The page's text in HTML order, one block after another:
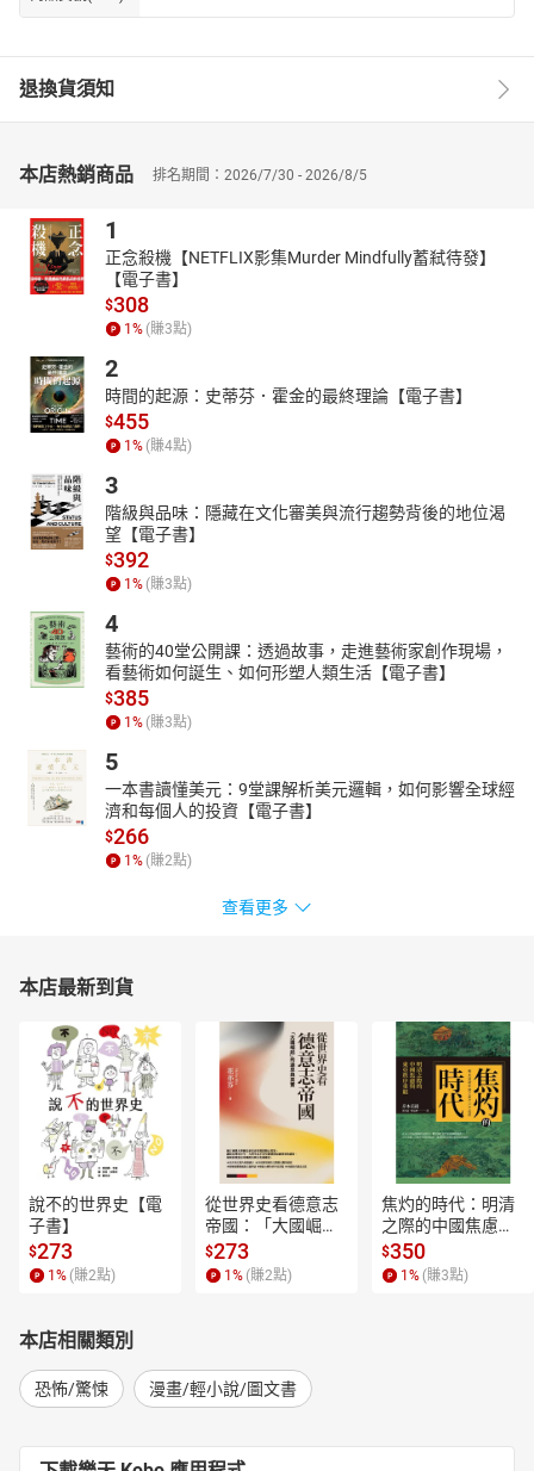
退換貨須知
本店熱銷商品 排名期間：2026/7/30 - 2026/8/5
1
正念殺機【NETFLIX影集Murder Mindfully蓄弒待發】
【電子書】
$308
1% (賺3點)
2
時間的起源：史蒂芬．霍金的最終理論【電子書】
$455
1% (賺4點)
3
階級與品味：隱藏在文化審美與流行趨勢背後的地位渴
望【電子書】
$392
1% (賺3點)
4
藝術的40堂公開課：透過故事，走進藝術家創作現場，
看藝術如何誕生、如何形塑人類生活【電子書】
$385
1% (賺3點)
5
一本書讀懂美元：9堂課解析美元邏輯，如何影響全球經
濟和每個人的投資【電子書】
$266
1% (賺2點)
查看更多
本店最新到貨
說不的世界史【電
子書】
$273
1 % (賺2點)
從世界史看德意志
帝國：「大國崛
起」的迷思與真實
【電子書】
$273
1 % (賺2點)
焦灼的時代：明清
之際的中國焦慮與
東亞秩序重組【電
子書】
$350
1 % (賺3點)
本店相關類別
恐怖/驚悚 漫畫/輕小說/圖文書